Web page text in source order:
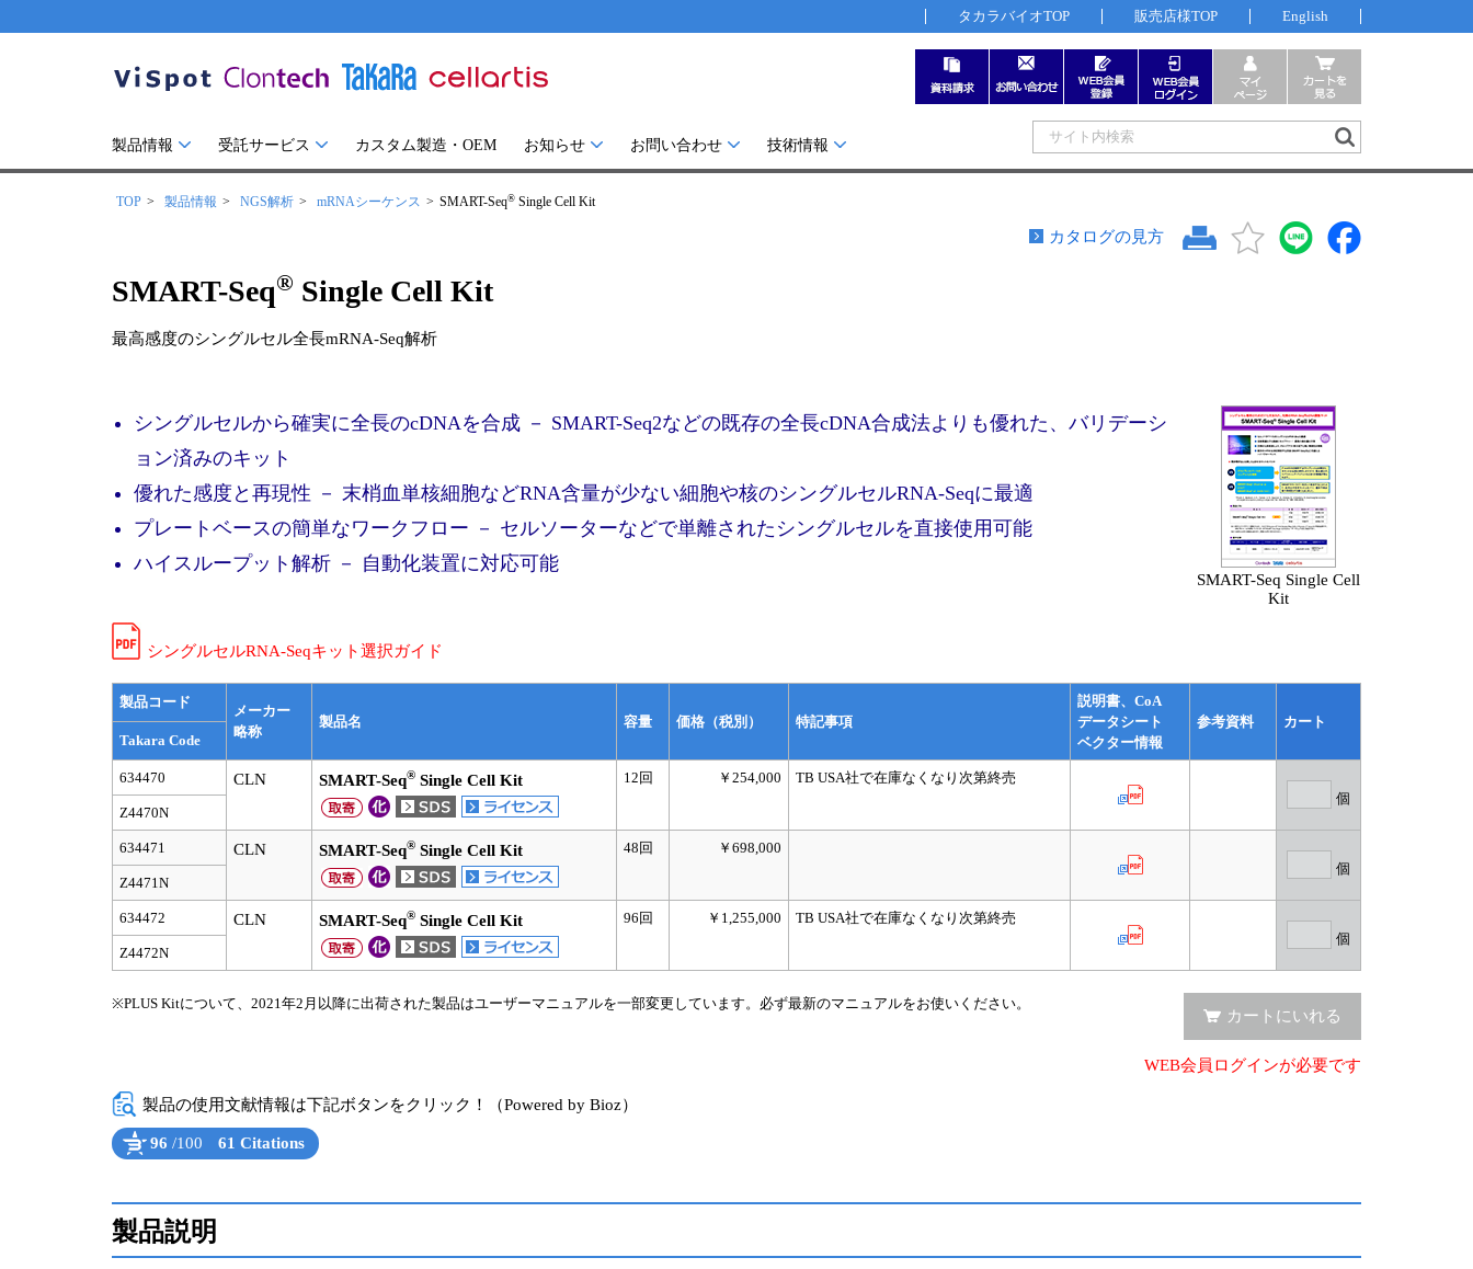
タカラバイオTOP 販売店様TOP English
製品情報 受託サービス カスタム製造・OEM お知らせ お問い合わせ 技術情報
TOP 製品情報 NGS解析 mRNAシーケンス SMART-Seq® Single Cell Kit
カタログの見方
SMART-Seq® Single Cell Kit
最高感度のシングルセル全長mRNA-Seq解析
シングルセルから確実に全長のcDNAを合成 － SMART-Seq2などの既存の全長cDNA合成法よりも優れた、バリデーシ
ョン済みのキット
優れた感度と再現性 － 末梢血単核細胞などRNA含量が少ない細胞や核のシングルセルRNA-Seqに最適
プレートベースの簡単なワークフロー － セルソーターなどで単離されたシングルセルを直接使用可能
ハイスループット解析 － 自動化装置に対応可能
SMART-Seq Single Cell
Kit
シングルセルRNA-Seqキット選択ガイド
製品コード
メーカー
略称
製品名 容量 価格（税別） 特記事項
説明書、CoA
データシート
ベクター情報
参考資料
カート
Takara Code
634470 CLN SMART-Seq® Single Cell Kit 12回 ￥254,000
TB USA社で在庫なくなり次第終売
個
Z4470N
634471 CLN SMART-Seq® Single Cell Kit 48回
￥698,000
個
Z4471N
634472 CLN SMART-Seq® Single Cell Kit 96回 ￥1,255,000
TB USA社で在庫なくなり次第終売
個
Z4472N
※PLUS Kitについて、2021年2月以降に出荷された製品はユーザーマニュアルを一部変更しています。必ず最新のマニュアルをお使いください。
カートにいれる
WEB会員ログインが必要です
製品の使用文献情報は下記ボタンをクリック！（Powered by Bioz）
96 /100 61 Citations
製品説明